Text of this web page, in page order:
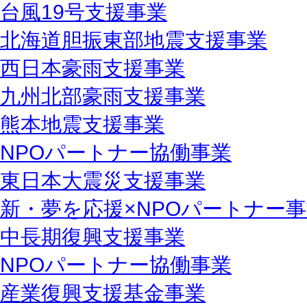
台風19号支援事業
北海道胆振東部地震支援事業
西日本豪雨支援事業
九州北部豪雨支援事業
熊本地震支援事業
NPOパートナー協働事業
東日本大震災支援事業
新・夢を応援×NPOパートナー
中長期復興支援事業
NPOパートナー協働事業
産業復興支援基金事業